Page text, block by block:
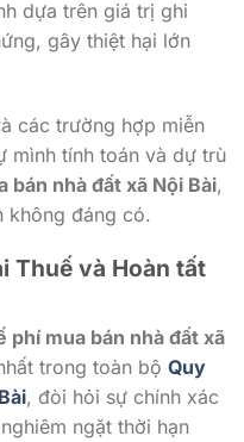
dựa trên giá trị ghi
gây thiệt hại lớn
các trường hợp miễn
mình tính toán và dự trù
bán nhà đất xã Nội Bài,
không đáng có.
Thuế và Hoàn tất
phí mua bán nhà đất xã
trong toàn bộ Quy
, đòi hỏi sự chính xác
ngặt thời hạn